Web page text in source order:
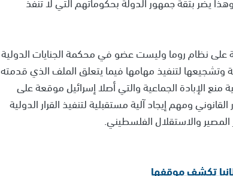
على نظام روما وليست عضو في محكمة الجنايات الدولية
وتشجيعها لتنفيذ مهامها فيما يتعلق الملف الذي قدمته
منع الإبادة الجماعية والتي أصلا إسرائيل موقعة على
ومهم إيجاد آلية مستقبلية لتنفيذ القرار الدولية
والاستقلال الفلسطيني.
تكشف موقفها